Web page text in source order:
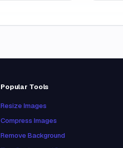
Popular Tools
Resize Images
Compress Images
Remove Background